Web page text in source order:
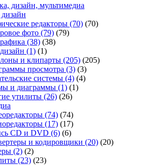
дизайн, мультимедиа
редакторы (70) (70)
фото (79) (79)
(38) (38)
(1) (1)
и клипарты (205) (205)
просмотра (3) (3)
системы (4) (4)
и диаграммы (1) (1)
утилиты (26) (26)
(74) (74)
(17) (17)
CD и DVD (6) (6)
и кодировщики (20) (20)
(2) (2)
(23) (23)